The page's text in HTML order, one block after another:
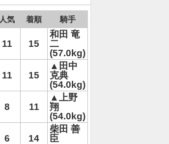
人気 着順 騎手
11 15
和田 竜
二
(57.0kg)
11 15
▲田中
克典
(54.0kg)
8 11
▲上野
翔
(54.0kg)
6 14
柴田 善
臣